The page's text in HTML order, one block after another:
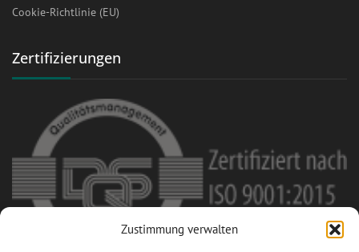
Zustimmung verwalten
Cookie-Richtlinie (EU)
Zertifizierungen